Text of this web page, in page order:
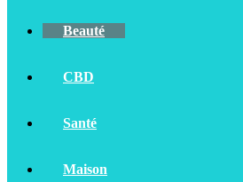
Beauté
CBD
Santé
Maison